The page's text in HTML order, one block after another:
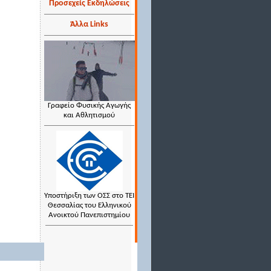
Προσεχείς Εκδηλώσεις
Άλλα Links
Γραφείο Φυσικής Αγωγής
και Αθλητισμού
Υποστήριξη των ΟΣΣ στο ΤΕΙ
Θεσσαλίας του Ελληνικού
Ανοικτού Πανεπιστημίου